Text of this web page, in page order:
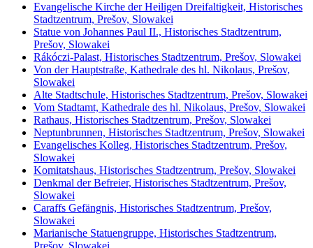
Evangelische Kirche der Heiligen Dreifaltigkeit, Historisches
Stadtzentrum, Prešov, Slowakei
Statue von Johannes Paul II., Historisches Stadtzentrum,
Prešov, Slowakei
Rákóczi-Palast, Historisches Stadtzentrum, Prešov, Slowakei
Von der Hauptstraße, Kathedrale des hl. Nikolaus, Prešov,
Slowakei
Alte Stadtschule, Historisches Stadtzentrum, Prešov, Slowakei
Vom Stadtamt, Kathedrale des hl. Nikolaus, Prešov, Slowakei
Rathaus, Historisches Stadtzentrum, Prešov, Slowakei
Neptunbrunnen, Historisches Stadtzentrum, Prešov, Slowakei
Evangelisches Kolleg, Historisches Stadtzentrum, Prešov,
Slowakei
Komitatshaus, Historisches Stadtzentrum, Prešov, Slowakei
Denkmal der Befreier, Historisches Stadtzentrum, Prešov,
Slowakei
Caraffs Gefängnis, Historisches Stadtzentrum, Prešov,
Slowakei
Marianische Statuengruppe, Historisches Stadtzentrum,